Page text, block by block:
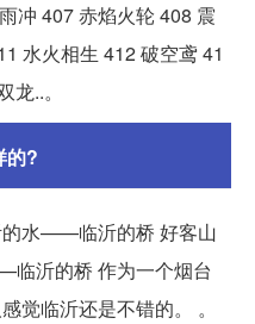
冲 407 赤焰火轮 408 震
水火相生 412 破空鸢 41
..。
的?
的水——临沂的桥 好客山
沂的桥 作为一个烟台
觉临沂还是不错的。 。